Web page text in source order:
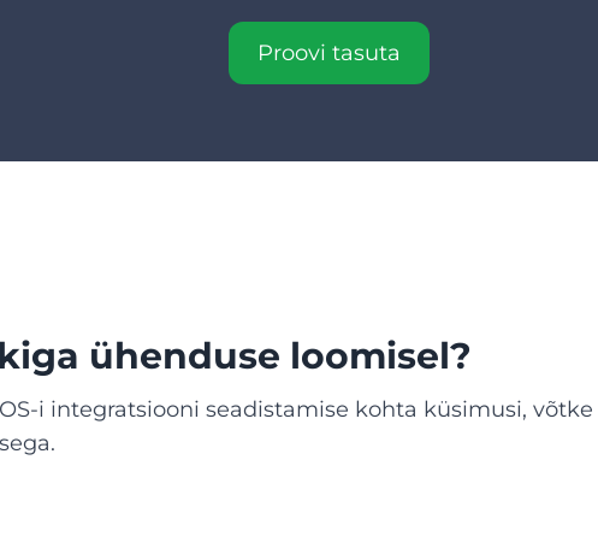
Proovi tasuta
ühenduse loomisel?
i integratsiooni seadistamise kohta küsimusi,